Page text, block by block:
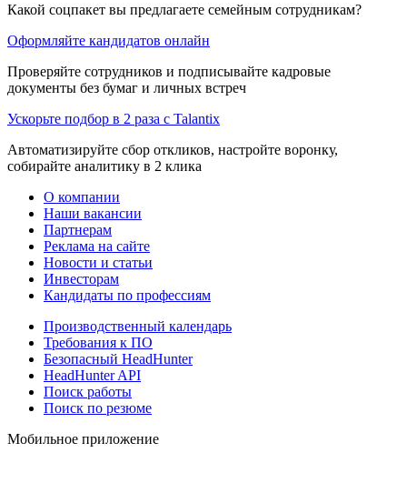
Какой соцпакет вы предлагаете семейным сотрудникам?
Оформляйте кандидатов онлайн
Проверяйте сотрудников и подписывайте кадровые
документы без бумаг и личных встреч
Ускорьте подбор в 2 раза с Talantix
Автоматизируйте сбор откликов, настройте воронку,
собирайте аналитику в 2 клика
О компании
Наши вакансии
Партнерам
Реклама на сайте
Новости и статьи
Инвесторам
Кандидаты по профессиям
Производственный календарь
Требования к ПО
Безопасный HeadHunter
HeadHunter API
Поиск работы
Поиск по резюме
Мобильное приложение